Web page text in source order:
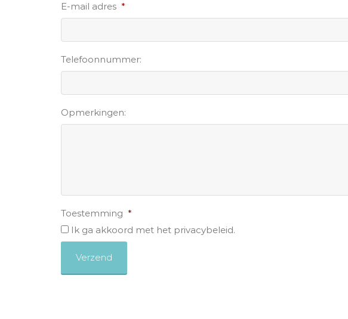
E-mail adres *
Telefoonnummer:
Opmerkingen:
Toestemming *
Ik ga akkoord met het privacybeleid.